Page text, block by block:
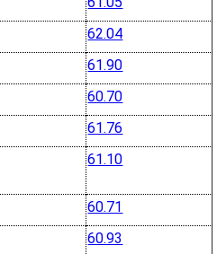
62.04
61.90
60.70
61.76
61.10
60.71
60.93